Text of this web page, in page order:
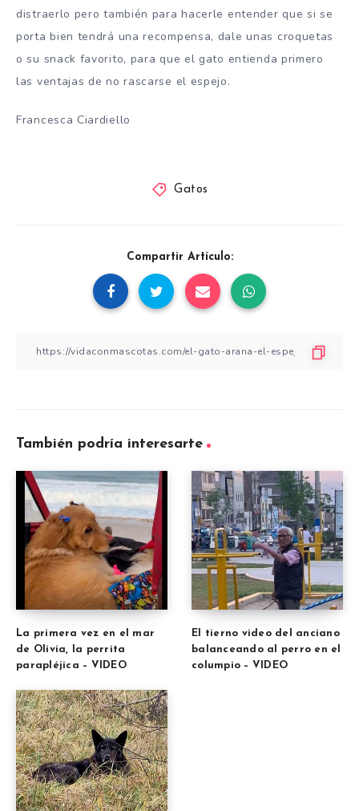
distraerlo pero también para hacerle entender que si se
porta bien tendrá una recompensa, dale unas croquetas
o su snack favorito, para que el gato entienda primero
las ventajas de no rascarse el espejo.
Francesca Ciardiello
Gatos
Compartir Artículo:
También podría interesarte
La primera vez en el mar
de Olivia, la perrita
parapléjica – VIDEO
El tierno video del anciano
balanceando al perro en el
columpio – VIDEO